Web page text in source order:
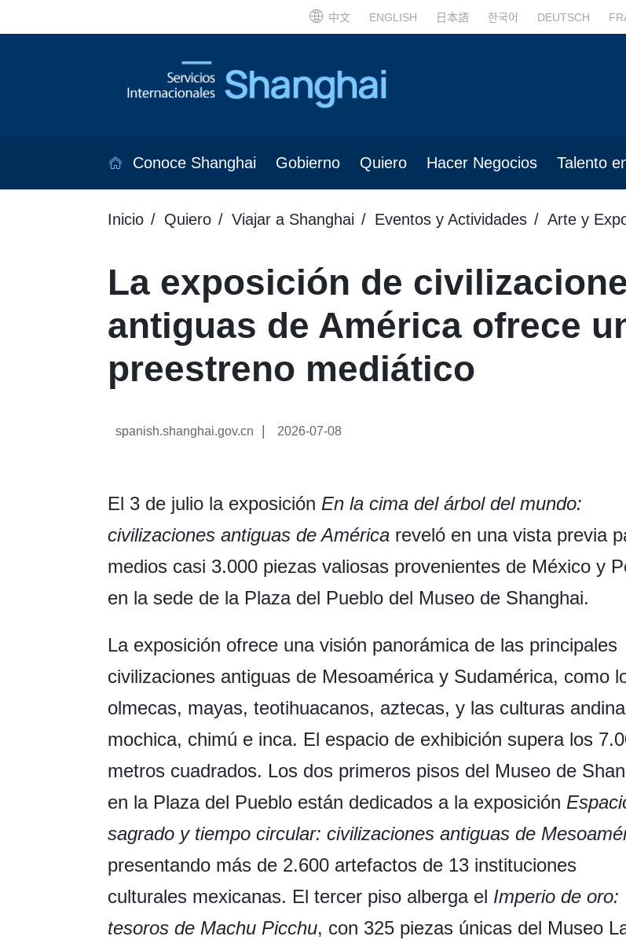
中文 ENGLISH 日本語 한국어 DEUTSCH
Conoce Shanghai Gobierno Quiero Hacer Negocios Talento
Inicio Quiero Viajar a Shanghai Eventos y Actividades Arte y
La exposición de
antiguas de América ofrece
preestreno mediático
spanish.shanghai.gov.cn 2026-07-08
El 3 de julio la exposición En la cima del árbol del mundo:
civilizaciones antiguas de América reveló en una vista previa
medios casi 3.000 piezas valiosas provenientes de México y
en la sede de la Plaza del Pueblo del Museo de Shanghai.
La exposición ofrece una visión panorámica de las principales
civilizaciones antiguas de Mesoamérica y Sudamérica, como
olmecas, mayas, teotihuacanos, aztecas, y las culturas
mochica, chimú e inca. El espacio de exhibición supera los
metros cuadrados. Los dos primeros pisos del Museo de
en la Plaza del Pueblo están dedicados a la exposición
sagrado y tiempo circular: civilizaciones antiguas de
presentando más de 2.600 artefactos de 13 instituciones
culturales mexicanas. El tercer piso alberga el Imperio de oro:
tesoros de Machu Picchu, con 325 piezas únicas del Museo